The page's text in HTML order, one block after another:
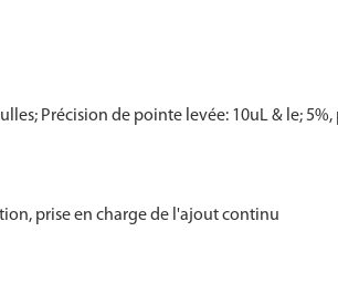
Précision de pointe levée: 10uL & le; 5%,
prise en charge de l'ajout continu